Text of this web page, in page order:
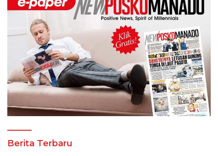
Berita Terbaru